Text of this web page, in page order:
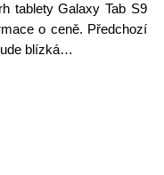
tablety Galaxy Tab S9
o ceně. Předchozí
blízká…